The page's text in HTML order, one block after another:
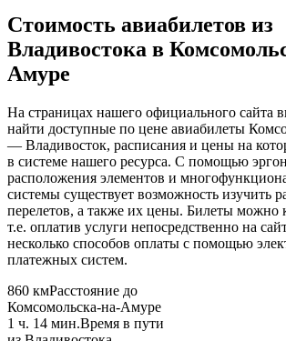
Стоимость авиабилетов из
Владивостока в
Амуре
На страницах нашего официального сайта
найти доступные по цене авиабилеты
— Владивосток, расписания и цены на
в системе нашего ресурса. С помощью
расположения элементов и
системы существует возможность изучить
перелетов, а также их цены. Билеты можно
т.е. оплатив услуги непосредственно на
несколько способов оплаты с помощью
платежных систем.
860 кмРасстояние до
Комсомольска-на-Амуре
1 ч. 14 мин.Время в пути